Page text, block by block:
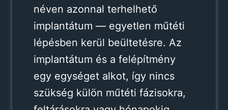
néven azonnal terhelhető
implantátum — egyetlen műtéti
lépésben kerül beültetésre. Az
implantátum és a felépítmény
egy egységet alkot, így nincs
szükség külön műtéti fázisokra,